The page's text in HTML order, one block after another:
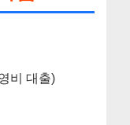
비 대출)